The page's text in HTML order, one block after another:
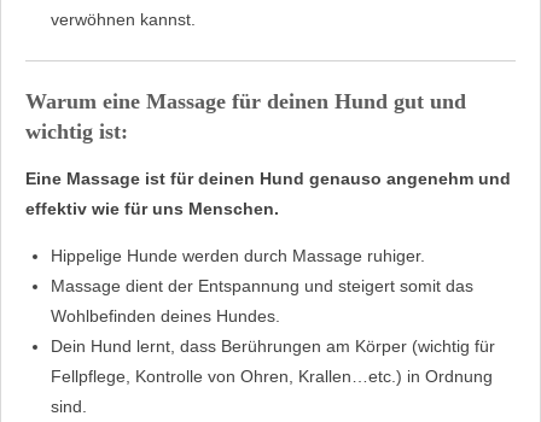
verwöhnen kannst.
Warum eine Massage für deinen Hund gut und
wichtig ist:
Eine Massage ist für deinen Hund genauso angenehm und
effektiv wie für uns Menschen.
Hippelige Hunde werden durch Massage ruhiger.
Massage dient der Entspannung und steigert somit das
Wohlbefinden deines Hundes.
Dein Hund lernt, dass Berührungen am Körper (wichtig für
Fellpflege, Kontrolle von Ohren, Krallen…etc.) in Ordnung
sind.